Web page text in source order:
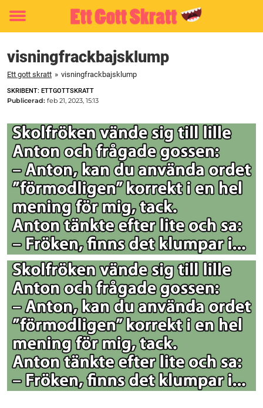
Toggle
visningfrackbajsklump
Ett gott skratt » visningfrackbajsklump
SKRIBENT: ETTGOTTSKRATT
Publicerad: feb 21, 2023, 15:13